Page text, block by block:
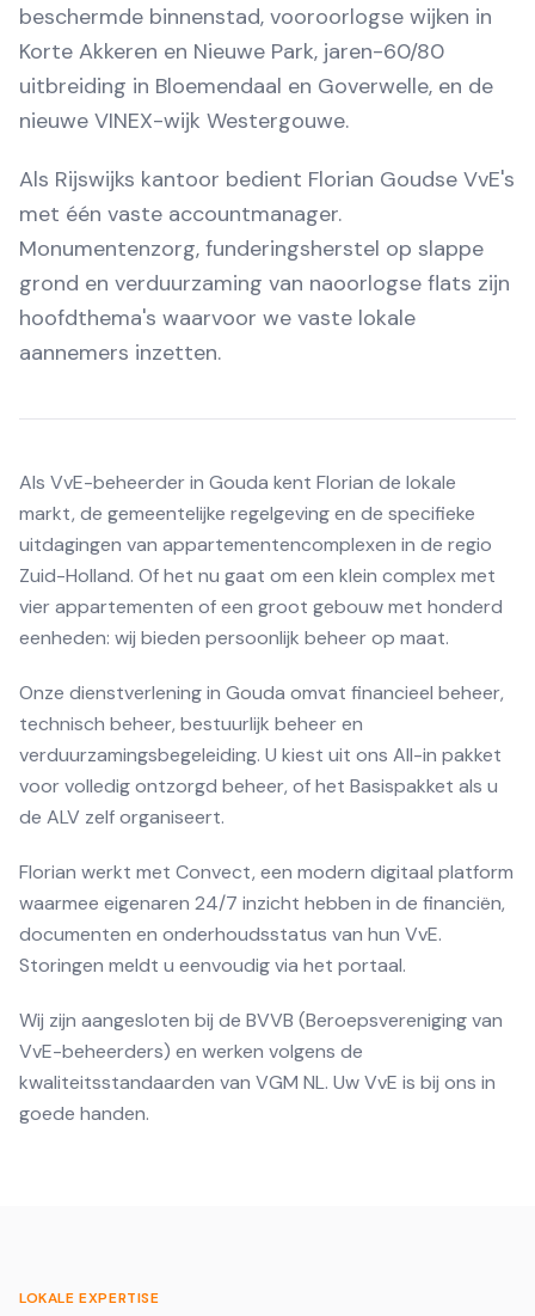
beschermde binnenstad, vooroorlogse wijken in
Korte Akkeren en Nieuwe Park, jaren-60/80
uitbreiding in Bloemendaal en Goverwelle, en de
nieuwe VINEX-wijk Westergouwe.
Als Rijswijks kantoor bedient Florian Goudse VvE's
met één vaste accountmanager.
Monumentenzorg, funderingsherstel op slappe
grond en verduurzaming van naoorlogse flats zijn
hoofd­thema's waarvoor we vaste lokale
aannemers inzetten.
Als VvE-beheerder in Gouda kent Florian de lokale
markt, de gemeentelijke regelgeving en de specifieke
uitdagingen van appartementencomplexen in de regio
Zuid-Holland. Of het nu gaat om een klein complex met
vier appartementen of een groot gebouw met honderd
eenheden: wij bieden persoonlijk beheer op maat.
Onze dienstverlening in Gouda omvat financieel beheer,
technisch beheer, bestuurlijk beheer en
verduurzamingsbegeleiding. U kiest uit ons All-in pakket
voor volledig ontzorgd beheer, of het Basispakket als u
de ALV zelf organiseert.
Florian werkt met Convect, een modern digitaal platform
waarmee eigenaren 24/7 inzicht hebben in de financiën,
documenten en onderhoudsstatus van hun VvE.
Storingen meldt u eenvoudig via het portaal.
Wij zijn aangesloten bij de BVVB (Beroepsvereniging van
VvE-beheerders) en werken volgens de
kwaliteitsstandaarden van VGM NL. Uw VvE is bij ons in
goede handen.
LOKALE EXPERTISE